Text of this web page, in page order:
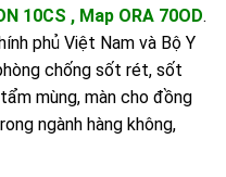
10CS , Map ORA 70OD.
phủ Việt Nam và Bộ Y
chống sốt rét, sốt
mùng, màn cho đồng
ngành hàng không,